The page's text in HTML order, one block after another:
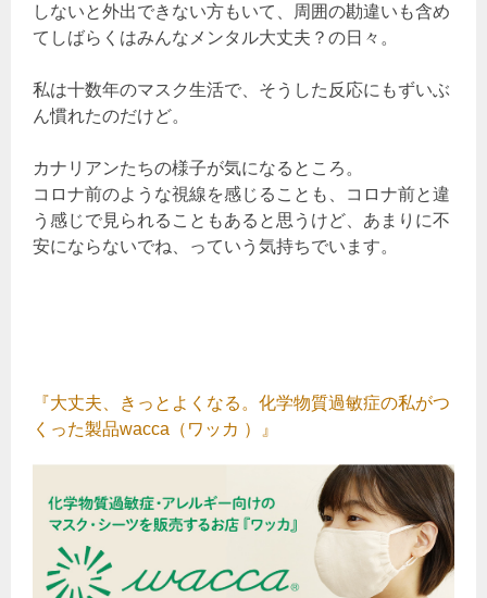
しないと外出できない方もいて、周囲の勘違いも含め
てしばらくはみんなメンタル大丈夫？の日々。
私は十数年のマスク生活で、そうした反応にもずいぶ
ん慣れたのだけど。
カナリアンたちの様子が気になるところ。
コロナ前のような視線を感じることも、コロナ前と違
う感じで見られることもあると思うけど、あまりに不
安にならないでね、っていう気持ちでいます。
『大丈夫、きっとよくなる。化学物質過敏症の私がつ
くった製品wacca（ワッカ ）』